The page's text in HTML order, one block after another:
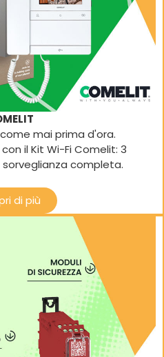
mai prima d'ora.
il Kit Wi-Fi Comelit: 3
completa.
di più